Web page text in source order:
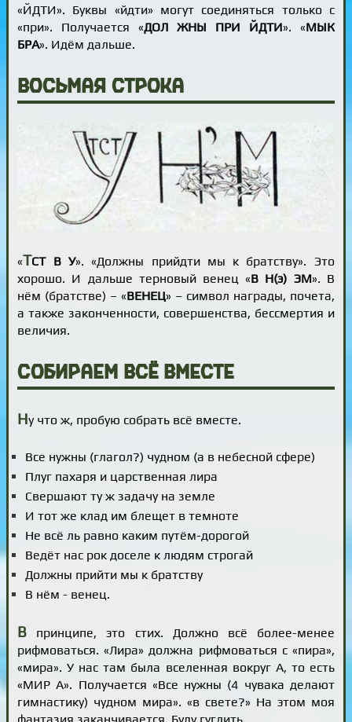
«ЙДТИ». Буквы «йдти» могут соединяться только с
«при». Получается «ДОЛ ЖНЫ ПРИ ЙДТИ». «МЫК
БРА». Идём дальше.
Восьмая строка
«ТСТ В У». «Должны прийдти мы к братству». Это
хорошо. И дальше терновый венец «В Н(э) ЭМ». В
нём (братстве) – «ВЕНЕЦ» – символ награды, почета,
а также законченности, совершенства, бессмертия и
величия.
Собираем всё вместе
Ну что ж, пробую собрать всё вместе.
Все нужны (глагол?) чудном (а в небесной сфере)
Плуг пахаря и царственная лира
Свершают ту ж задачу на земле
И тот же клад им блещет в темноте
Не всё ль равно каким путём-дорогой
Ведёт нас рок доселе к людям строгай
Должны прийти мы к братству
В нём - венец.
В принципе, это стих. Должно всё более-менее
рифмоваться. «Лира» должна рифмоваться с «пира»,
«мира». У нас там была вселенная вокруг А, то есть
«МИР А». Получается «Все нужны (4 чувака делают
гимнастику) чудном мира». «в свете?» На этом моя
фантазия заканчивается. Буду гуглить.